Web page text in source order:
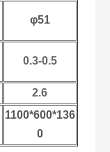
φ51
0.3-0.5
2.6
1100*600*136
0